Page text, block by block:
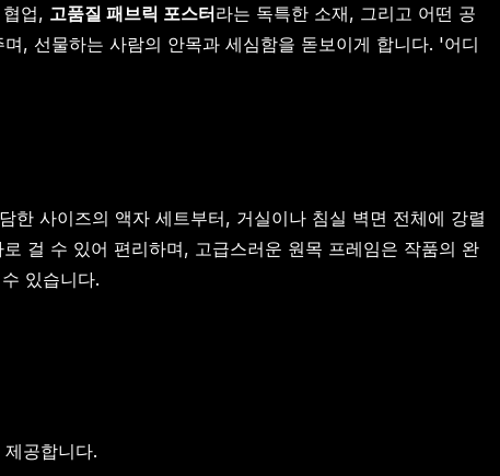
업, 고품질 패브릭 포스터라는 독특한 소재, 그리고 어떤 공
, 선물하는 사람의 안목과 세심함을 돋보이게 합니다. '어디
한 사이즈의 액자 세트부터, 거실이나 침실 벽면 전체에 강렬
걸 수 있어 편리하며, 고급스러운 원목 프레임은 작품의 완
있습니다.
공합니다.